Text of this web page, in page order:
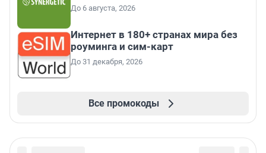
До 6 августа, 2026
Интернет в 180+ странах мира без
роуминга и сим-карт
До 31 декабря, 2026
Все промокоды